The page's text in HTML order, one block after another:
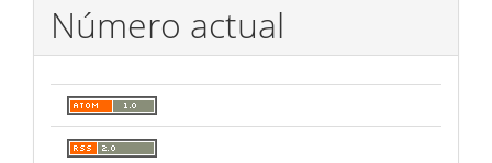
Número actual